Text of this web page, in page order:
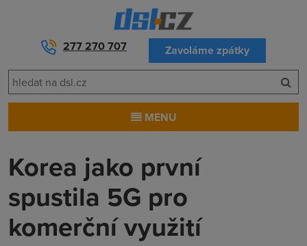
277 270 707 Zavoláme zpátky
MENU
Korea jako první
spustila 5G pro
komerční využití